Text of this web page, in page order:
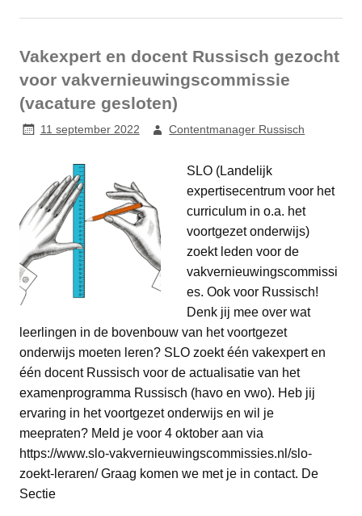
Vakexpert en docent Russisch gezocht
voor vakvernieuwingscommissie
(vacature gesloten)
11 september 2022 Contentmanager Russisch
SLO (Landelijk
expertisecentrum voor het
curriculum in o.a. het
voortgezet onderwijs)
zoekt leden voor de
vakvernieuwingscommissi
es. Ook voor Russisch!
Denk jij mee over wat
leerlingen in de bovenbouw van het voortgezet
onderwijs moeten leren? SLO zoekt één vakexpert en
één docent Russisch voor de actualisatie van het
examenprogramma Russisch (havo en vwo). Heb jij
ervaring in het voortgezet onderwijs en wil je
meepraten? Meld je voor 4 oktober aan via
https://www.slo-vakvernieuwingscommissies.nl/slo-
zoekt-leraren/ Graag komen we met je in contact. De
Sectie